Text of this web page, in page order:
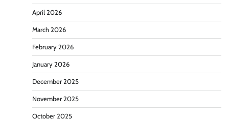
April 2026
March 2026
February 2026
January 2026
December 2025
November 2025
October 2025